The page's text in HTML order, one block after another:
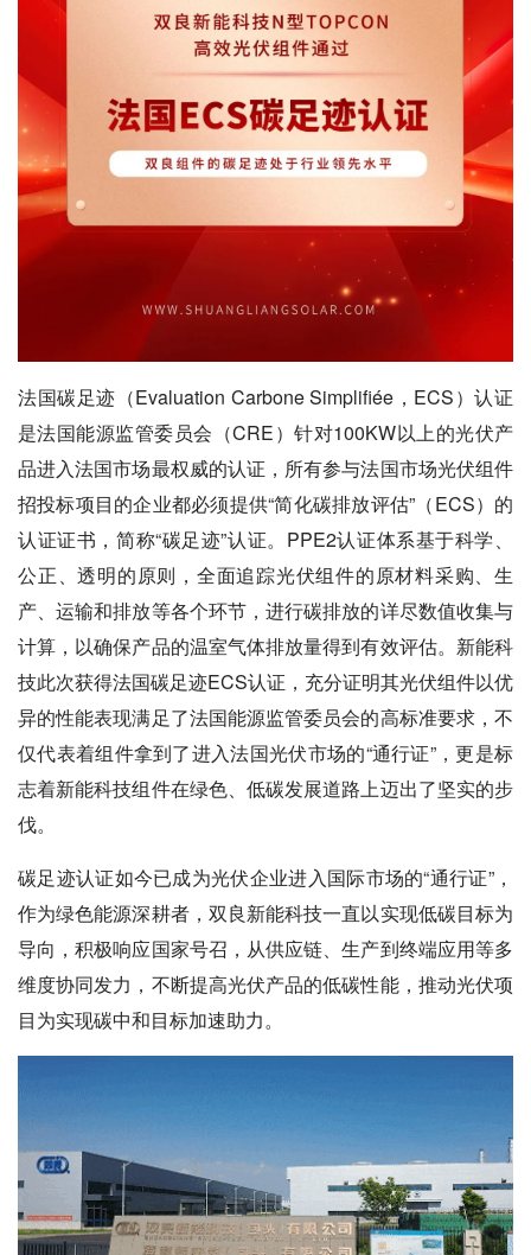
法国碳足迹（Evaluation Carbone Simplifiée，ECS）认证
是法国能源监管委员会（CRE）针对100KW以上的光伏产
品进入法国市场最权威的认证，所有参与法国市场光伏组件
招投标项目的企业都必须提供“简化碳排放评估”（ECS）的
认证证书，简称“碳足迹”认证。PPE2认证体系基于科学、
公正、透明的原则，全面追踪光伏组件的原材料采购、生
产、运输和排放等各个环节，进行碳排放的详尽数值收集与
计算，以确保产品的温室气体排放量得到有效评估。新能科
技此次获得法国碳足迹ECS认证，充分证明其光伏组件以优
异的性能表现满足了法国能源监管委员会的高标准要求，不
仅代表着组件拿到了进入法国光伏市场的“通行证”，更是标
志着新能科技组件在绿色、低碳发展道路上迈出了坚实的步
伐。
碳足迹认证如今已成为光伏企业进入国际市场的“通行证”，
作为绿色能源深耕者，双良新能科技一直以实现低碳目标为
导向，积极响应国家号召，从供应链、生产到终端应用等多
维度协同发力，不断提高光伏产品的低碳性能，推动光伏项
目为实现碳中和目标加速助力。